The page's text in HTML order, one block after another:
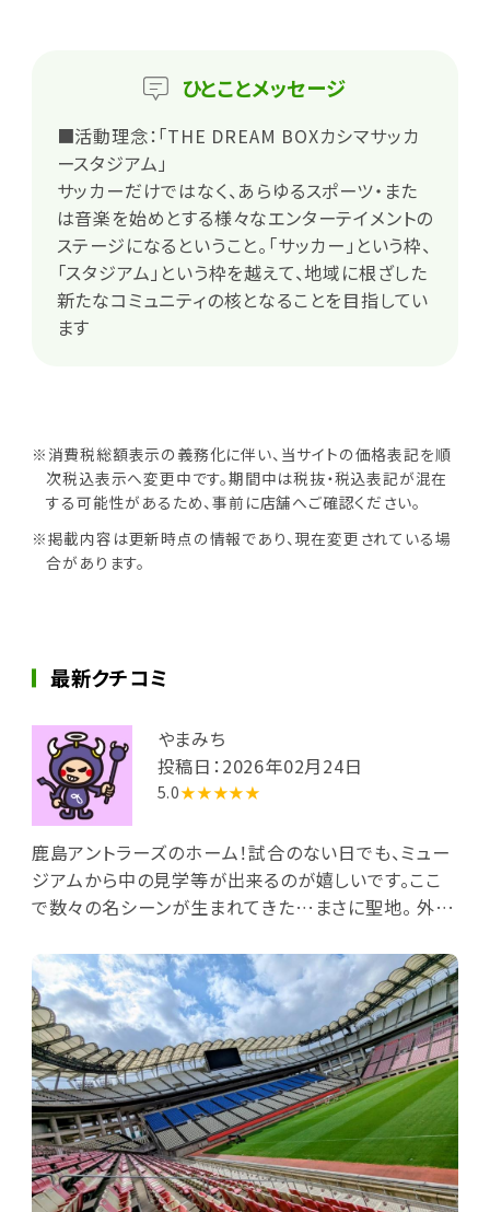
ひとことメッセージ
■活動理念：「THE DREAM BOXカシマサッカ
ースタジアム」
サッカーだけではなく、あらゆるスポーツ・また
は音楽を始めとする様々なエンターテイメントの
ステージになるということ。「サッカー」という枠、
「スタジアム」という枠を越えて、地域に根ざした
新たなコミュニティの核となることを目指してい
ます
※消費税総額表示の義務化に伴い、当サイトの価格表記を順
次税込表示へ変更中です。期間中は税抜・税込表記が混在
する可能性があるため、事前に店舗へご確認ください。
※掲載内容は更新時点の情報であり、現在変更されている場
合があります。
最新クチコミ
やまみち
投稿日：2026年02月24日
5.0★★★★★
鹿島アントラーズのホーム！試合のない日でも、ミュー
ジアムから中の見学等が出来るのが嬉しいです。ここ
で数々の名シーンが生まれてきた…まさに聖地。 外に
のオブジェもあったり試合のない日も楽しい場所。